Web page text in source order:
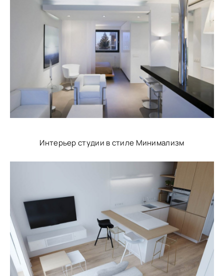
Интерьер студии в стиле Минимализм